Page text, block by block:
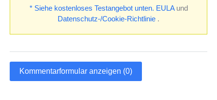
* Siehe kostenloses Testangebot unten. EULAund
Datenschutz-/Cookie-Richtlinie .
Kommentarformular anzeigen (0)